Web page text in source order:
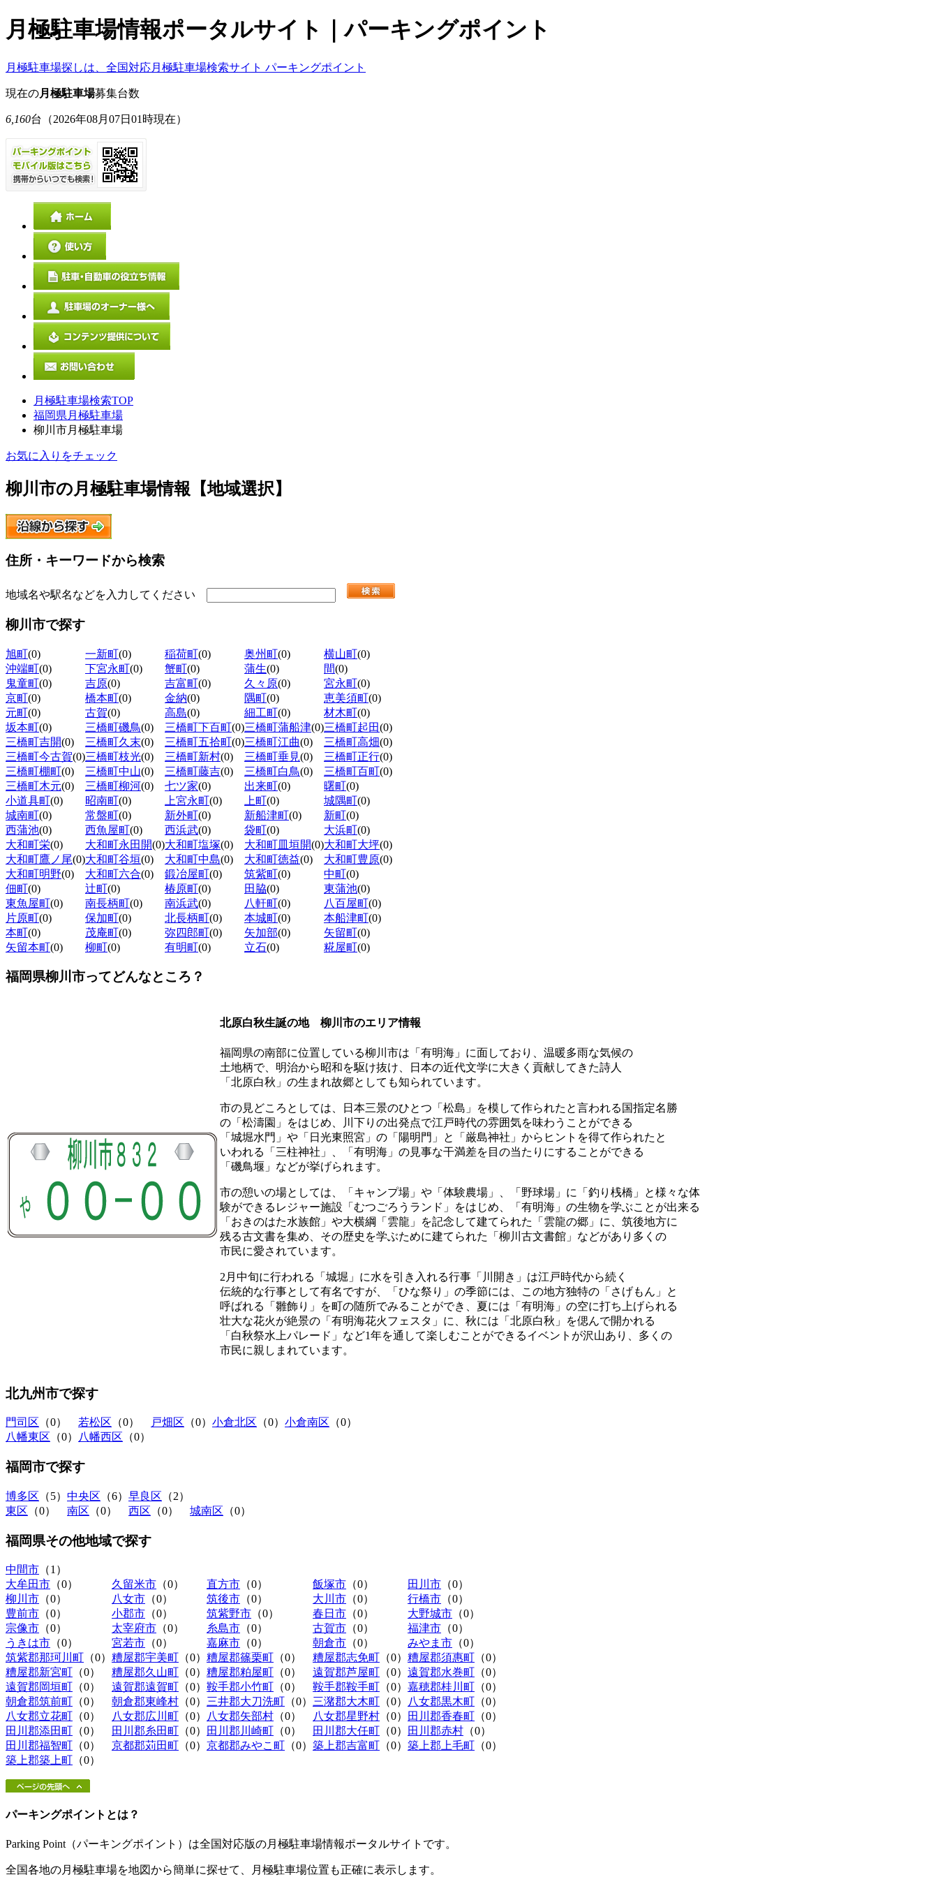
月極駐車場情報ポータルサイト｜パーキングポイント
月極駐車場探しは、全国対応月極駐車場検索サイト パーキングポイント
現在の月極駐車場募集台数
6,160台 （2026年08月07日01時現在）
月極駐車場検索TOP
福岡県月極駐車場
柳川市月極駐車場
お気に入りをチェック
柳川市の月極駐車場情報【地域選択】
住所・キーワードから検索
地域名や駅名などを入力してください
柳川市で探す
旭町(0) 一新町(0) 稲荷町(0) 奥州町(0) 横山町(0)
沖端町(0) 下宮永町(0) 蟹町(0) 蒲生(0) 間(0)
鬼童町(0) 吉原(0) 吉富町(0) 久々原(0) 宮永町(0)
京町(0) 橋本町(0) 金納(0) 隅町(0) 恵美須町(0)
元町(0) 古賀(0) 高島(0) 細工町(0) 材木町(0)
坂本町(0) 三橋町磯鳥(0) 三橋町下百町(0)三橋町蒲船津(0)三橋町起田(0)
三橋町吉開(0) 三橋町久末(0) 三橋町五拾町(0)三橋町江曲(0) 三橋町高畑(0)
三橋町今古賀(0)三橋町枝光(0) 三橋町新村(0) 三橋町垂見(0) 三橋町正行(0)
三橋町棚町(0) 三橋町中山(0) 三橋町藤吉(0) 三橋町白鳥(0) 三橋町百町(0)
三橋町木元(0) 三橋町柳河(0) 七ツ家(0) 出来町(0) 曙町(0)
小道具町(0) 昭南町(0) 上宮永町(0) 上町(0) 城隅町(0)
城南町(0) 常盤町(0) 新外町(0) 新船津町(0) 新町(0)
西蒲池(0) 西魚屋町(0) 西浜武(0) 袋町(0) 大浜町(0)
大和町栄(0) 大和町永田開(0)大和町塩塚(0) 大和町皿垣開(0)大和町大坪(0)
大和町鷹ノ尾(0)大和町谷垣(0) 大和町中島(0) 大和町徳益(0) 大和町豊原(0)
大和町明野(0) 大和町六合(0) 鍛冶屋町(0) 筑紫町(0) 中町(0)
佃町(0) 辻町(0) 椿原町(0) 田脇(0) 東蒲池(0)
東魚屋町(0) 南長柄町(0) 南浜武(0) 八軒町(0) 八百屋町(0)
片原町(0) 保加町(0) 北長柄町(0) 本城町(0) 本船津町(0)
本町(0) 茂庵町(0) 弥四郎町(0) 矢加部(0) 矢留町(0)
矢留本町(0) 柳町(0) 有明町(0) 立石(0) 糀屋町(0)
福岡県柳川市ってどんなところ？
北原白秋生誕の地 柳川市のエリア情報
福岡県の南部に位置している柳川市は「有明海」に面しており、温暖多雨な気候の
土地柄で、明治から昭和を駆け抜け、日本の近代文学に大きく貢献してきた詩人
「北原白秋」の生まれ故郷としても知られています。
市の見どころとしては、日本三景のひとつ「松島」を模して作られたと言われる国指定名勝
の「松濤園」をはじめ、川下りの出発点で江戸時代の雰囲気を味わうことができる
「城堀水門」や「日光東照宮」の「陽明門」と「厳島神社」からヒントを得て作られたと
いわれる「三柱神社」、「有明海」の見事な干満差を目の当たりにすることができる
「磯鳥堰」などが挙げられます。
市の憩いの場としては、「キャンプ場」や「体験農場」、「野球場」に「釣り桟橋」と様々な体
験ができるレジャー施設「むつごろうランド」をはじめ、「有明海」の生物を学ぶことが出来る
「おきのはた水族館」や大横綱「雲龍」を記念して建てられた「雲龍の郷」に、筑後地方に
残る古文書を集め、その歴史を学ぶために建てられた「柳川古文書館」などがあり多くの
市民に愛されています。
2月中旬に行われる「城堀」に水を引き入れる行事「川開き」は江戸時代から続く
伝統的な行事として有名ですが、「ひな祭り」の季節には、この地方独特の「さげもん」と
呼ばれる「雛飾り」を町の随所でみることができ、夏には「有明海」の空に打ち上げられる
壮大な花火が絶景の「有明海花火フェスタ」に、秋には「北原白秋」を偲んで開かれる
「白秋祭水上パレード」など1年を通して楽しむことができるイベントが沢山あり、多くの
市民に親しまれています。
北九州市で探す
門司区 （0） 若松区 （0） 戸畑区 （0） 小倉北区 （0） 小倉南区 （0）
八幡東区 （0） 八幡西区 （0）
福岡市で探す
博多区 （5） 中央区 （6） 早良区 （2）
東区 （0） 南区 （0） 西区 （0） 城南区 （0）
福岡県その他地域で探す
中間市 （1）
大牟田市 （0） 久留米市 （0） 直方市 （0） 飯塚市 （0） 田川市 （0）
柳川市 （0） 八女市 （0） 筑後市 （0） 大川市 （0） 行橋市 （0）
豊前市 （0） 小郡市 （0） 筑紫野市 （0） 春日市 （0） 大野城市 （0）
宗像市 （0） 太宰府市 （0） 糸島市 （0） 古賀市 （0） 福津市 （0）
うきは市 （0） 宮若市 （0） 嘉麻市 （0） 朝倉市 （0） みやま市 （0）
筑紫郡那珂川町 （0） 糟屋郡宇美町 （0） 糟屋郡篠栗町 （0） 糟屋郡志免町 （0） 糟屋郡須惠町 （0）
糟屋郡新宮町 （0） 糟屋郡久山町 （0） 糟屋郡粕屋町 （0） 遠賀郡芦屋町 （0） 遠賀郡水巻町 （0）
遠賀郡岡垣町 （0） 遠賀郡遠賀町 （0） 鞍手郡小竹町 （0） 鞍手郡鞍手町 （0） 嘉穂郡桂川町 （0）
朝倉郡筑前町 （0） 朝倉郡東峰村 （0） 三井郡大刀洗町 （0） 三潴郡大木町 （0） 八女郡黒木町 （0）
八女郡立花町 （0） 八女郡広川町 （0） 八女郡矢部村 （0） 八女郡星野村 （0） 田川郡香春町 （0）
田川郡添田町 （0） 田川郡糸田町 （0） 田川郡川崎町 （0） 田川郡大任町 （0） 田川郡赤村 （0）
田川郡福智町 （0） 京都郡苅田町 （0） 京都郡みやこ町 （0） 築上郡吉富町 （0） 築上郡上毛町 （0）
築上郡築上町 （0）
パーキングポイントとは？
Parking Point（パーキングポイント）は全国対応版の月極駐車場情報ポータルサイトです。
全国各地の月極駐車場を地図から簡単に探せて、月極駐車場位置も正確に表示します。